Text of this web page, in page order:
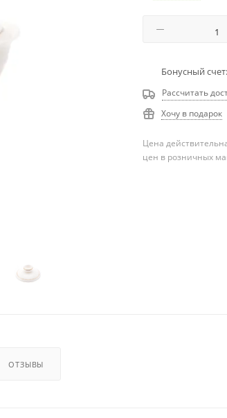
Бонусный счет:
Рассчитать
Хочу в подарок
Цена
цен в розничных
ОТЗЫВЫ